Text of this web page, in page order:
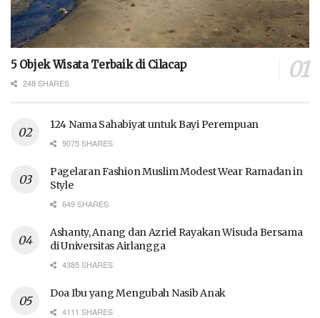
5 Objek Wisata Terbaik di Cilacap
248 SHARES
124 Nama Sahabiyat untuk Bayi Perempuan
9075 SHARES
Pagelaran Fashion Muslim Modest Wear Ramadan in
Style
649 SHARES
Ashanty, Anang dan Azriel Rayakan Wisuda Bersama
di Universitas Airlangga
4385 SHARES
Doa Ibu yang Mengubah Nasib Anak
4111 SHARES